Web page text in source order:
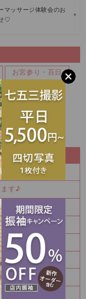
マッサージ体験会のお
♡
»
お宮参り・百日
ティ 七五三
袴
ます♪
！
撮り！
ん
せんか？
もおすすめです
✨